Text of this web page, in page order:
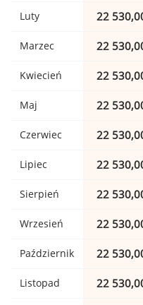
Luty 22
Marzec 22
Kwiecień 22
Maj 22
Czerwiec 22
Lipiec 22
Sierpień 22
Wrzesień 22
Październik 22
Listopad 22